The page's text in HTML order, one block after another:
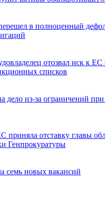
в полноценный
отозвал иск к
списков
дело из-за ограничений при
приняла отставку главы
Генпрокуратуры
семь новых вакансий